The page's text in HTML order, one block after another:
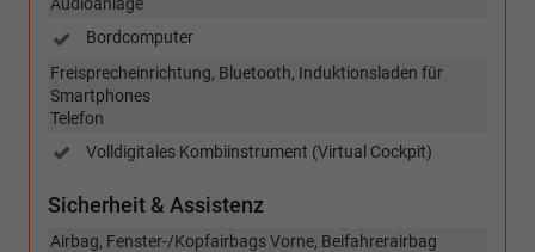
Audioanlage
Bordcomputer
Freisprecheinrichtung, Bluetooth, Induktionsladen für
Smartphones
Telefon
Volldigitales Kombiinstrument (Virtual Cockpit)
Sicherheit & Assistenz
Airbag, Fenster-/Kopfairbags Vorne, Beifahrerairbag